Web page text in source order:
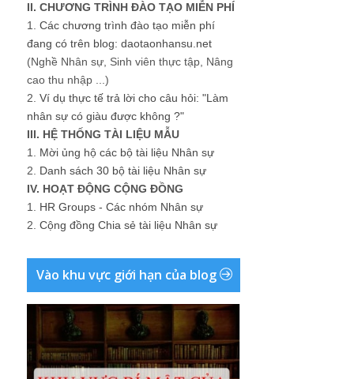
II. CHƯƠNG TRÌNH ĐÀO TẠO MIỄN PHÍ
1. Các chương trình đào tạo miễn phí
đang có trên blog: daotaonhansu.net
(Nghề Nhân sự, Sinh viên thực tập, Nâng
cao thu nhập ...)
2. Ví dụ thực tế trả lời cho câu hỏi: "Làm
nhân sự có giàu được không ?"
III. HỆ THỐNG TÀI LIỆU MẪU
1. Mời ủng hộ các bộ tài liệu Nhân sự
2. Danh sách 30 bộ tài liệu Nhân sự
IV. HOẠT ĐỘNG CỘNG ĐỒNG
1. HR Groups - Các nhóm Nhân sự
2. Cộng đồng Chia sẻ tài liệu Nhân sự
Vào khu vực giới hạn của blog